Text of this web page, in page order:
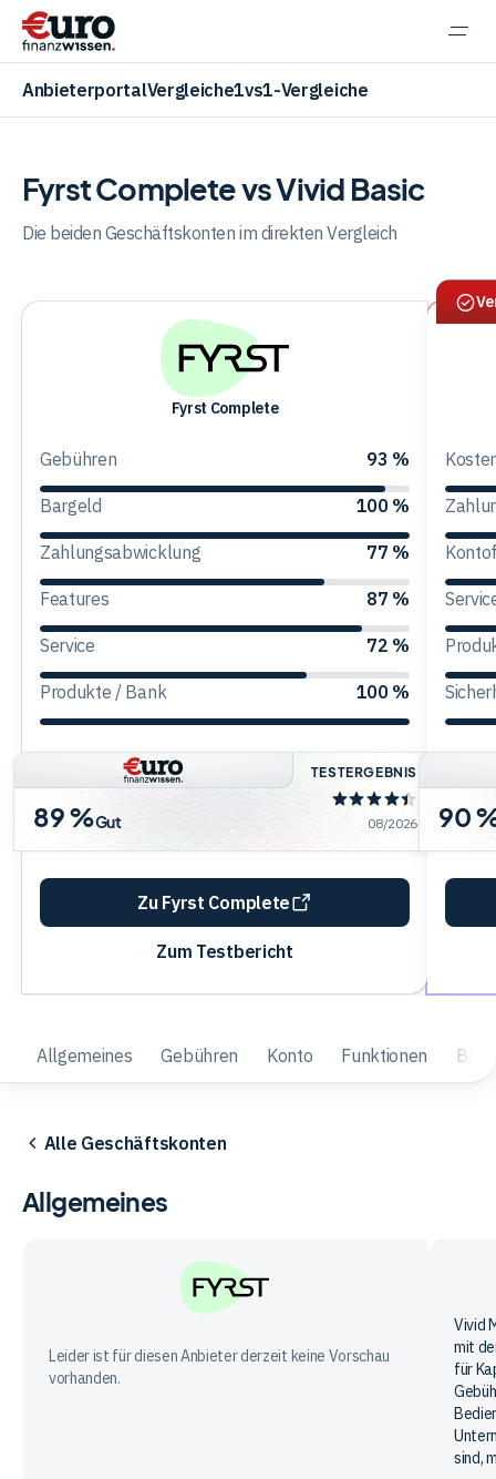
AnbieterportalVergleiche1vs1-Vergleiche
Aktien
ETF
Banking
Trading
Rohstoffe
Finanzen
Fyrst Complete vs Vivid Basic
Die beiden Geschäftskonten im direkten Vergleich
Fyrst Complete
Gebühren 93 %
Bargeld 100 %
Zahlungsabwicklung 77 %
Features 87 %
Service 72 %
Produkte / Bank 100 %
89 %Gut
TESTERGEBNIS
08/2026
Zu Fyrst Complete
Zum Testbericht
90
Allgemeines Gebühren Konto Funktionen
Alle Geschäftskonten
Allgemeines
Leider ist für diesen Anbieter derzeit keine Vorschau
vorhanden.
Vivid
Vivid
mit
für
sind,